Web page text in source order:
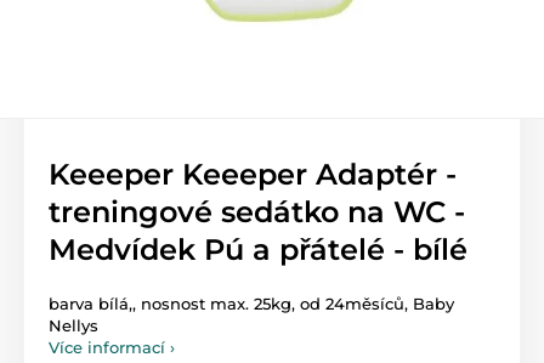
Keeeper Keeeper Adaptér -
treningové sedátko na WC -
Medvídek Pú a přátelé - bílé
barva bílá,, nosnost max. 25kg, od 24měsíců, Baby
Nellys
Více informací ›